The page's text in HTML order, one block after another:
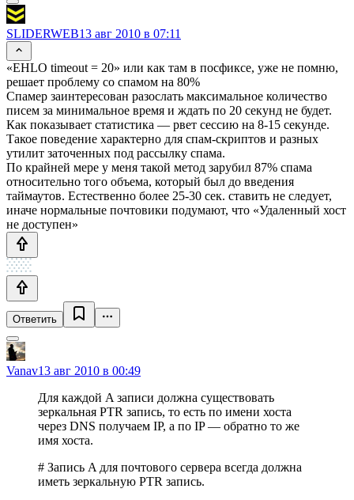
SLIDERWEB13 авг 2010 в 07:11
«EHLO timeout = 20» или как там в посфиксе, уже не помню,
решает проблему со спамом на 80%
Спамер заинтересован разослать максимальное количество
писем за минимальное время и ждать по 20 секунд не будет.
Как показывает статистика — рвет сессию на 8-15 секунде.
Такое поведение характерно для спам-скриптов и разных
утилит заточенных под рассылку спама.
По крайней мере у меня такой метод зарубил 87% спама
относительно того объема, который был до введения
таймаутов. Естественно более 25-30 сек. ставить не следует,
иначе нормальные почтовики подумают, что «Удаленный хост
не доступен»
Ответить
Vanav13 авг 2010 в 00:49
Для каждой A записи должна существовать
зеркальная PTR запись, то есть по имени хоста
через DNS получаем IP, а по IP — обратно то же
имя хоста.
# Запись A для почтового сервера всегда должна
иметь зеркальную PTR запись.